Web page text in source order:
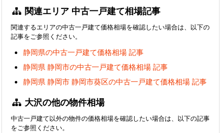
関連エリア 中古一戸建て相場記事
関連するエリアの中古一戸建て価格相場を確認したい場合は、以下の
記事をご参照ください。
静岡県の中古一戸建て価格相場 記事
静岡県 静岡市の中古一戸建て価格相場 記事
静岡県 静岡市 静岡市葵区の中古一戸建て価格相場 記事
大沢の他の物件相場
中古一戸建て以外の物件の価格相場を確認したい場合は、以下の記事
をご参照ください。